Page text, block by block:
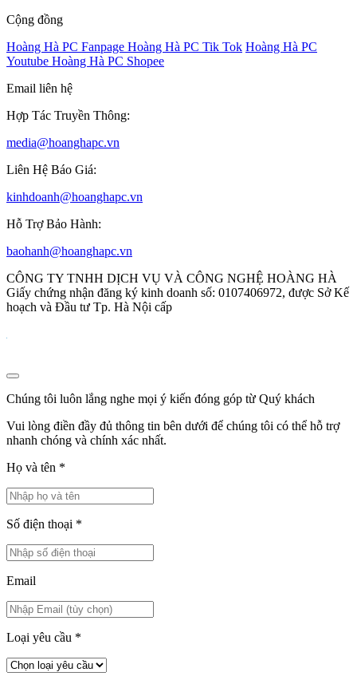
Cộng đồng
Hoàng Hà PC Fanpage Hoàng Hà PC Tik Tok Hoàng Hà PC
Youtube Hoàng Hà PC Shopee
Email liên hệ
Hợp Tác Truyền Thông:
media@hoanghapc.vn
Liên Hệ Báo Giá:
kinhdoanh@hoanghapc.vn
Hỗ Trợ Bảo Hành:
baohanh@hoanghapc.vn
CÔNG TY TNHH DỊCH VỤ VÀ CÔNG NGHỆ HOÀNG HÀ
Giấy chứng nhận đăng ký kinh doanh số: 0107406972, được Sở Kế
hoạch và Đầu tư Tp. Hà Nội cấp
Chúng tôi luôn lắng nghe mọi ý kiến đóng góp từ Quý khách
Vui lòng điền đầy đủ thông tin bên dưới để chúng tôi có thể hỗ trợ
nhanh chóng và chính xác nhất.
Họ và tên *
Số điện thoại *
Email
Loại yêu cầu *